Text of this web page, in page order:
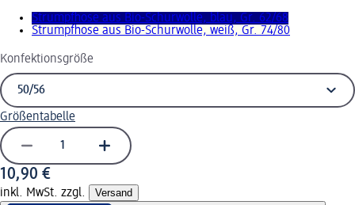
Strumpfhose aus Bio-Schurwolle, blau, Gr. 62/68
Strumpfhose aus Bio-Schurwolle, weiß, Gr. 74/80
Konfektionsgröße
Größentabelle
10,90 €
inkl. MwSt. zzgl. Versand